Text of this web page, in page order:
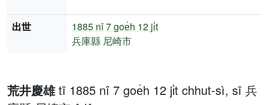
荒井慶雄tī 1885 nî 7 goe̍h 12 ji̍t chhut-sì, sī 兵
出世 1885 nî7 goe̍h 12 ji̍t
兵庫縣 尼崎市